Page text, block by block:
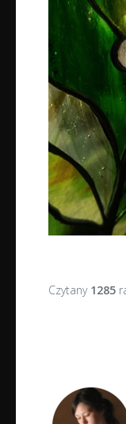
Czytany 1285